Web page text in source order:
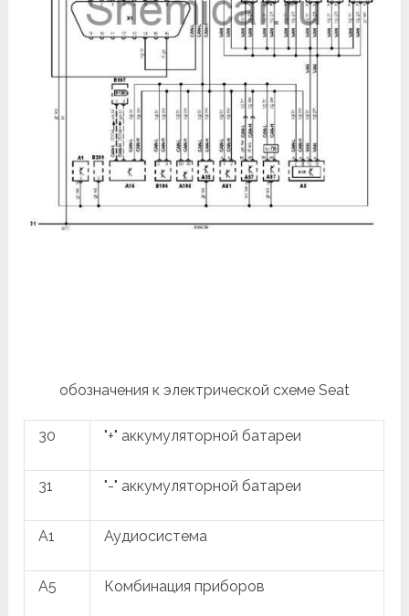
обозначения к электрической схеме Seat
30 "+" аккумуляторной батареи
31 "-" аккумуляторной батареи
A1 Аудиосистема
A5 Комбинация приборов